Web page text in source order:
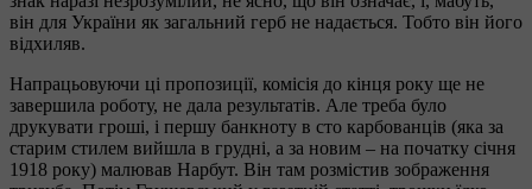
він для України як загальний герб не надається. Тобто він його
відхиляв.
Напрацьовуючи ці пропозиції, комісія до кінця року ще не
завершила роботу, не дала результатів. Але треба було
друкувати гроші, і першу банкноту в сто карбованців (яка за
старим стилем вийшла в грудні, а за новим – на початку січня
1918 року) малював Нарбут. Він там розмістив зображення